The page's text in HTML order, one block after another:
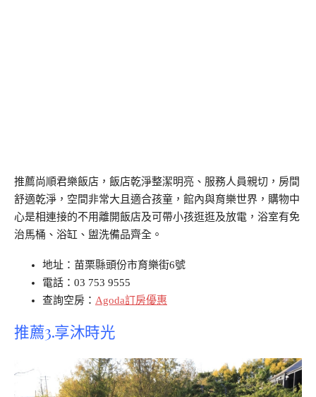
推薦尚順君樂飯店，飯店乾淨整潔明亮、服務人員親切，房間
舒適乾淨，空間非常大且適合孩童，館內與育樂世界，購物中
心是相連接的不用離開飯店及可帶小孩逛逛及放電，浴室有免
治馬桶、浴缸、盥洗備品齊全。
地址：苗栗縣頭份市育樂街6號
電話：03 753 9555
查詢空房： Agoda訂房優惠
推薦3.享沐時光